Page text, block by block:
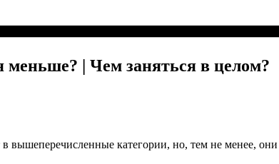
меньше? | Чем заняться в целом?
вышеперечисленные категории, но, тем не менее,